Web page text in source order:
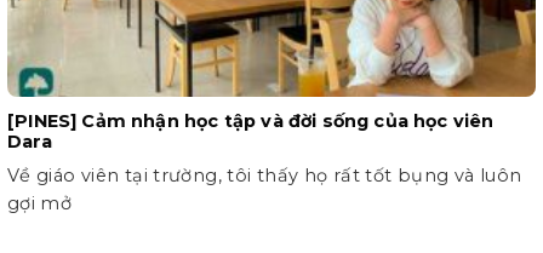
[PINES] Cảm nhận học tập và đời sống của học viên
Dara
Về giáo viên tại trường, tôi thấy họ rất tốt bụng và luôn
gợi mở